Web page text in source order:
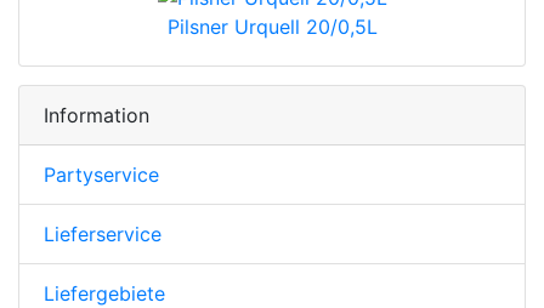
Pilsner Urquell 20/0,5L
Information
Partyservice
Lieferservice
Liefergebiete